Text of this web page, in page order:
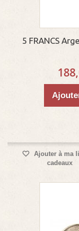
5 FRANCS
Ajouter à ma
cadeaux